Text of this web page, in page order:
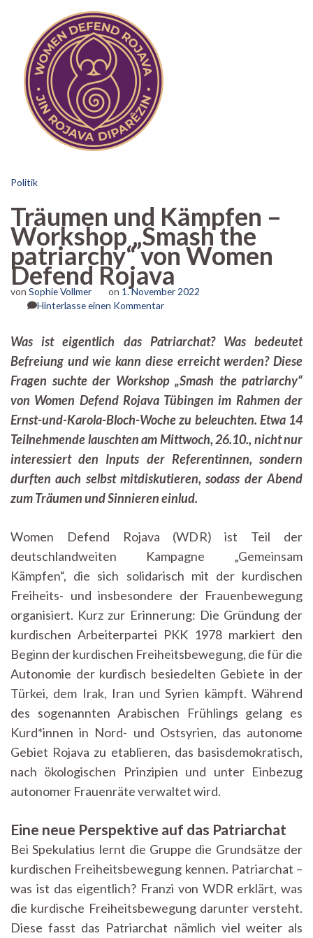
Politik
Träumen und Kämpfen –
Workshop „Smash the
patriarchy“ von Women
Defend Rojava
von Sophie Vollmer on 1. November 2022
Hinterlasse einen Kommentarzu
Kämpfen
–
Workshop
„Smash
the
patriarchy“
Women
Defend
Rojava
Was ist eigentlich das Patriarchat? Was bedeutet
Befreiung und wie kann diese erreicht werden? Diese
Fragen suchte der Workshop „Smash the patriarchy“
von Women Defend Rojava Tübingen im Rahmen der
Ernst-und-Karola-Bloch-Woche zu beleuchten. Etwa 14
Teilnehmende lauschten am Mittwoch, 26.10., nicht nur
interessiert den Inputs der Referentinnen, sondern
durften auch selbst mitdiskutieren, sodass der Abend
zum Träumen und Sinnieren einlud.
Women Defend Rojava (WDR) ist Teil der
deutschlandweiten Kampagne „Gemeinsam
Kämpfen“, die sich solidarisch mit der kurdischen
Freiheits- und insbesondere der Frauenbewegung
organisiert. Kurz zur Erinnerung: Die Gründung der
kurdischen Arbeiterpartei PKK 1978 markiert den
Beginn der kurdischen Freiheitsbewegung, die für die
Autonomie der kurdisch besiedelten Gebiete in der
Türkei, dem Irak, Iran und Syrien kämpft. Während
des sogenannten Arabischen Frühlings gelang es
Kurd*innen in Nord- und Ostsyrien, das autonome
Gebiet Rojava zu etablieren, das basisdemokratisch,
nach ökologischen Prinzipien und unter Einbezug
autonomer Frauenräte verwaltet wird.
Eine neue Perspektive auf das Patriarchat
Bei Spekulatius lernt die Gruppe die Grundsätze der
kurdischen Freiheitsbewegung kennen. Patriarchat –
was ist das eigentlich? Franzi von WDR erklärt, was
die kurdische Freiheitsbewegung darunter versteht.
Diese fasst das Patriarchat nämlich viel weiter als